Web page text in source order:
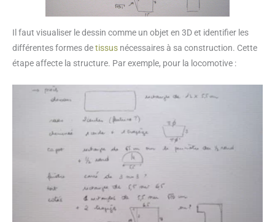
Il faut visualiser le dessin comme un objet en 3D et identifier les
différentes formes detissus nécessaires à sa construction. Cette
étape affecte la structure. Par exemple, pour la locomotive :